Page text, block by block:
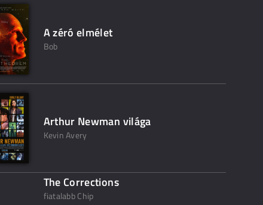
A zéró elmélet
Bob
Arthur Newman világa
Kevin Avery
The Corrections
fiatalabb Chip